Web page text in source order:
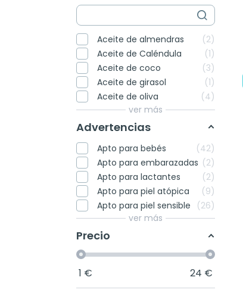
Aceite de almendras
2
Aceite de Caléndula
1
Aceite de coco
3
Aceite de girasol
1
Aceite de oliva
4
ver más
Advertencias
Apto para bebés
42
Apto para embarazadas
2
Apto para lactantes
2
Apto para piel atópica
9
Apto para piel sensible
26
ver más
Precio
1 € 24 €